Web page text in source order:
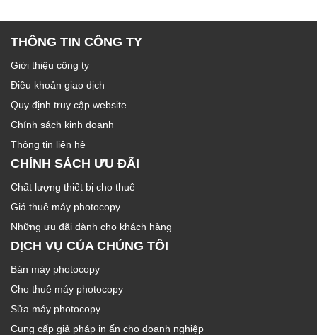
THÔNG TIN CÔNG TY
Giới thiệu công ty
Điều khoản giao dịch
Quy định truy cập website
Chính sách kinh doanh
Thông tin liên hệ
CHÍNH SÁCH ƯU ĐÃI
Chất lượng thiết bị cho thuê
Giá thuê máy photocopy
Những ưu đãi dành cho khách hàng
DỊCH VỤ CỦA CHÚNG TÔI
Bán máy photocopy
Cho thuê máy photocopy
Sửa máy photocopy
Cung cấp giả pháp in ấn cho doanh nghiệp